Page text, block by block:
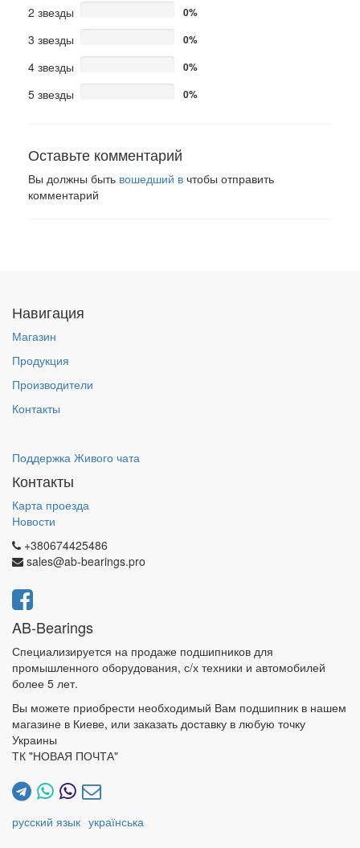
2 звезды 0%
3 звезды 0%
4 звезды 0%
5 звезды 0%
Оставьте комментарий
Вы должны быть вошедший в чтобы отправить
комментарий
Навигация
Магазин
Продукция
Производители
Контакты
Поддержка Живого чата
Контакты
Карта проезда
Новости
+380674425486
sales@ab-bearings.pro
AB-Bearings
Специализируется на продаже подшипников для
промышленного оборудования, с/х техники и автомобилей
более 5 лет.
Вы можете приобрести необходимый Вам подшипник в нашем
магазине в Киеве, или заказать доставку в любую точку
Украины
ТК "НОВАЯ ПОЧТА"
русский язык українська